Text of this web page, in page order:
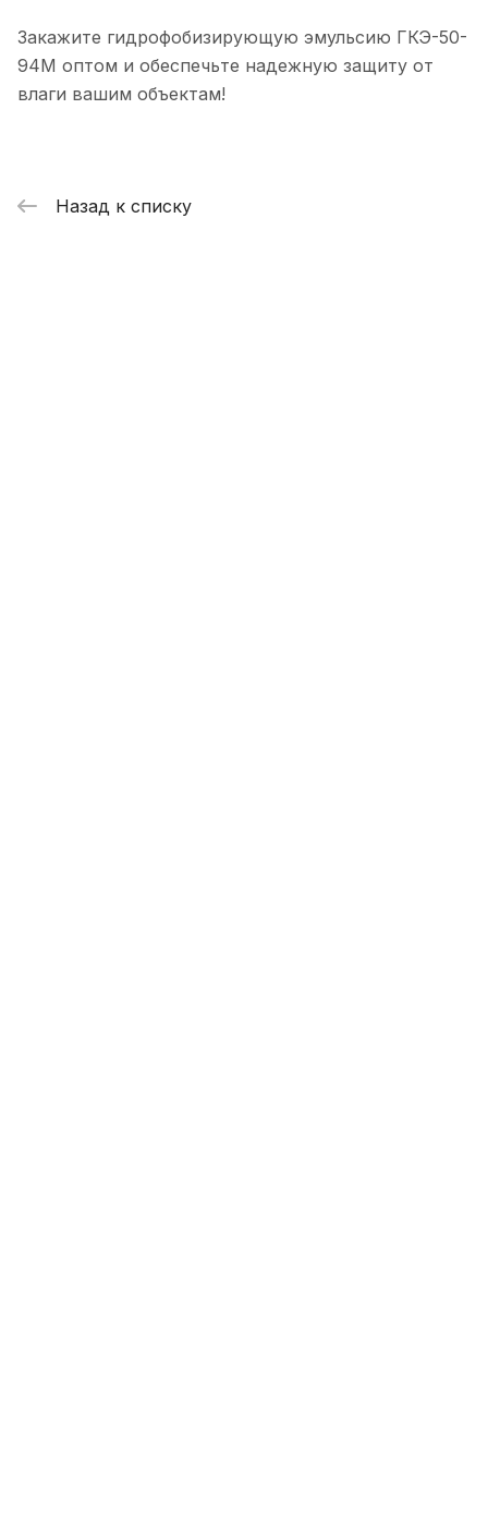
Закажите гидрофобизирующую эмульсию ГКЭ-50-
94М оптом и обеспечьте надежную защиту от
влаги вашим объектам!
Назад к списку